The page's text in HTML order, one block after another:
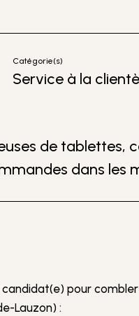
Catégorie(s)
Service à la
de tablettes,
dans les
candidat(e) pour
Lauzon) :